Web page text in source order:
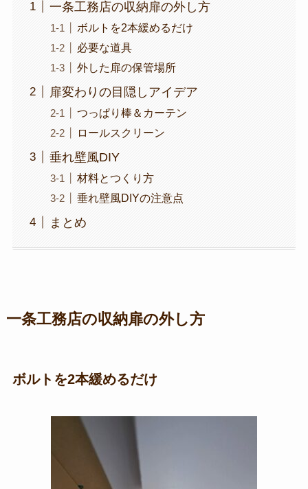
一条工務店の収納扉の外し方
ボルトを2本緩めるだけ
必要な道具
外した扉の保管場所
扉変わりの目隠しアイデア
つっぱり棒＆カーテン
ロールスクリーン
垂れ壁風DIY
材料とつくり方
垂れ壁風DIYの注意点
まとめ
一条工務店の収納扉の外し方
ボルトを2本緩めるだけ